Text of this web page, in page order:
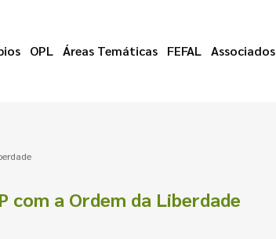
OPL Áreas Temáticas FEFAL Associados
com a Ordem da Liberdade